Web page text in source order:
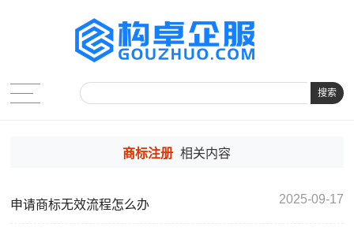
搜索
商标注册 相关内容
申请商标无效流程怎么办 2025-09-17